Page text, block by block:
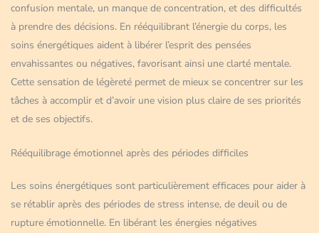
confusion mentale, un manque de concentration, et des difficultés
à prendre des décisions. En rééquilibrant l’énergie du corps, les
soins énergétiques aident à libérer l’esprit des pensées
envahissantes ou négatives, favorisant ainsi une clarté mentale.
Cette sensation de légèreté permet de mieux se concentrer sur les
tâches à accomplir et d’avoir une vision plus claire de ses priorités
et de ses objectifs.
Rééquilibrage émotionnel après des périodes difficiles
Les soins énergétiques sont particulièrement efficaces pour aider à
se rétablir après des périodes de stress intense, de deuil ou de
rupture émotionnelle. En libérant les énergies négatives